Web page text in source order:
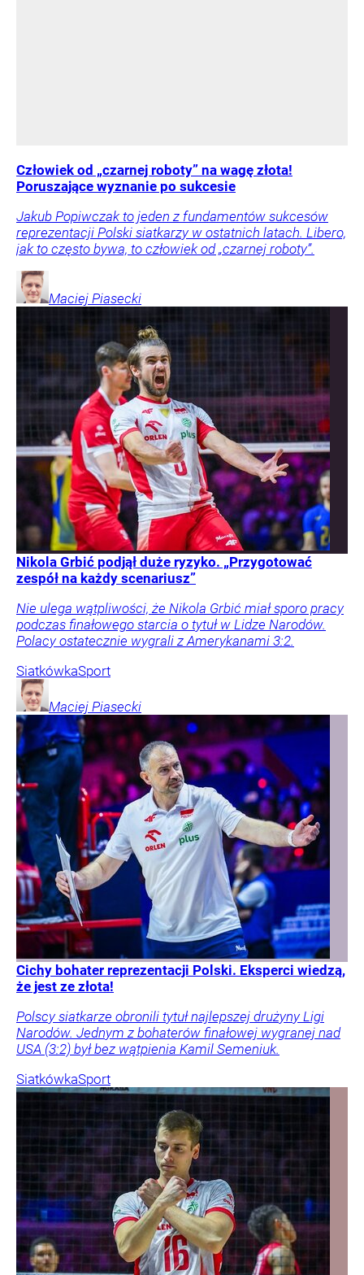
Człowiek od „czarnej roboty” na wagę złota!
Poruszające wyznanie po sukcesie
Jakub Popiwczak to jeden z fundamentów sukcesów
reprezentacji Polski siatkarzy w ostatnich latach. Libero,
jak to często bywa, to człowiek od „czarnej roboty”.
Maciej Piasecki
Nikola Grbić podjął duże ryzyko. „Przygotować
zespół na każdy scenariusz”
Nie ulega wątpliwości, że Nikola Grbić miał sporo pracy
podczas finałowego starcia o tytuł w Lidze Narodów.
Polacy ostatecznie wygrali z Amerykanami 3:2.
SiatkówkaSport
Maciej Piasecki
Cichy bohater reprezentacji Polski. Eksperci wiedzą,
że jest ze złota!
Polscy siatkarze obronili tytuł najlepszej drużyny Ligi
Narodów. Jednym z bohaterów finałowej wygranej nad
USA (3:2) był bez wątpienia Kamil Semeniuk.
SiatkówkaSport